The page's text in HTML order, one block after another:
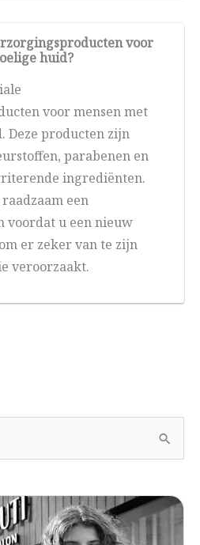
voor
huid?
voor mensen met
Deze producten zijn
parabenen en
ingrediënten.
een
voordat u een nieuw
er zeker van te zijn
veroorzaakt.